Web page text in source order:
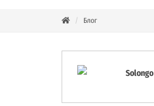
Блог
Solongo